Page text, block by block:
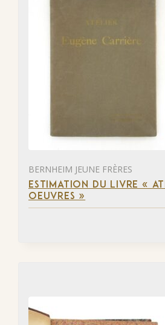
BERNHEIM JEUNE FRÈRES
ESTIMATION DU LIVRE «
OEUVRES »